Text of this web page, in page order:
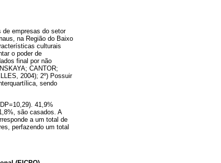
de empresas do setor
na Região do Baixo
culturais
o poder de
final por não
CANTOR;
2004); 2º) Possuir
sendo
41,9%
são casados. A
a um total de
perfazendo um total